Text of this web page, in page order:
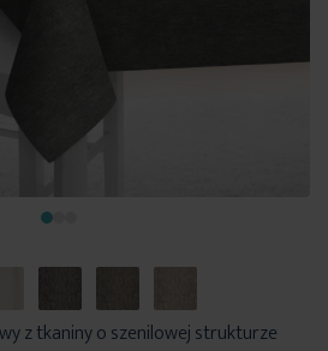
z tkaniny o szenilowej strukturze